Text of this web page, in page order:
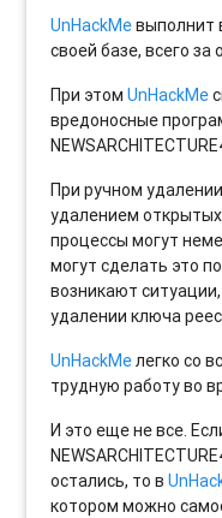
UnHackMeвыполнит
своей базе, всего за
При этомUnHackMe
вредоносные
При ручном
удалением
процессы могут
могут сделать это
возникают
удалении ключа
UnHackMeлегко со
трудную работу во
И это еще не все.
остались, то в
котором можно